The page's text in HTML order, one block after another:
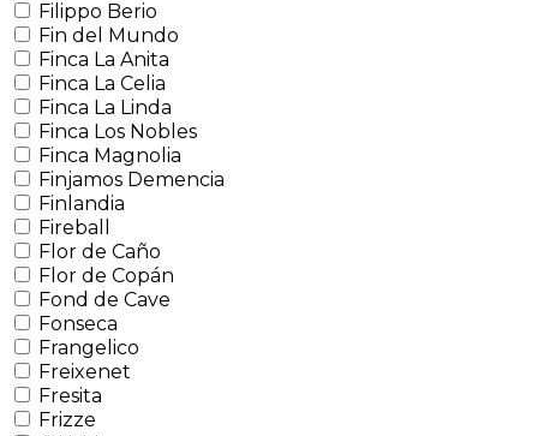
Filippo Berio
Fin del Mundo
Finca La Anita
Finca La Celia
Finca La Linda
Finca Los Nobles
Finca Magnolia
Finjamos Demencia
Finlandia
Fireball
Flor de Caño
Flor de Copán
Fond de Cave
Fonseca
Frangelico
Freixenet
Fresita
Frizze